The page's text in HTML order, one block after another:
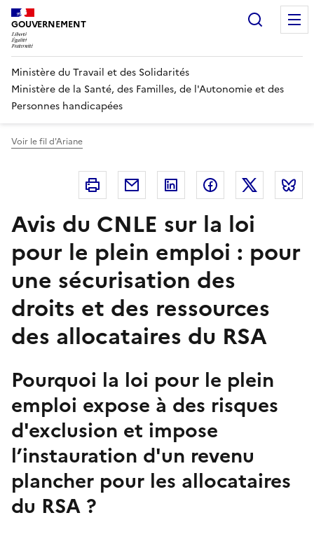
Panneau de gestion des cookies
GOUVERNEMENT
Ministère du Travail et des Solidarités
Ministère de la Santé, des Familles, de l'Autonomie et des
Personnes handicapées
Voir le fil d'Ariane
Imprimer Courriel Linkedin FacebookTwitter
Avis du CNLE sur la loi
pour le plein emploi : pour
une sécurisation des
droits et des ressources
des allocataires du RSA
Pourquoi la loi pour le plein
emploi expose à des risques
d'exclusion et impose
l’instauration d'un revenu
plancher pour les allocataires
du RSA ?